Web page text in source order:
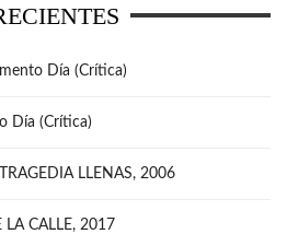
Día (Crítica)
Día (Crítica)
LLENAS, 2006
LA CALLE, 2017